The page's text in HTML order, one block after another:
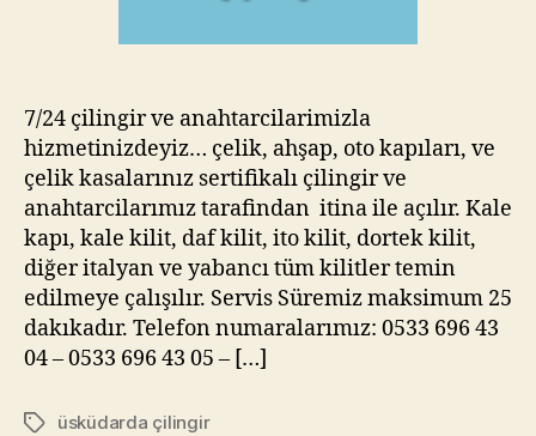
7/24 çilingir ve anahtarcilarimizla
hizmetinizdeyiz… çelik, ahşap, oto kapıları, ve
çelik kasalarınız sertifikalı çilingir ve
anahtarcilarımız tarafindan itina ile açılır. Kale
kapı, kale kilit, daf kilit, ito kilit, dortek kilit,
diğer italyan ve yabancı tüm kilitler temin
edilmeye çalışılır. Servis Süremiz maksimum 25
dakıkadır. Telefon numaralarımız: 0533 696 43
04 – 0533 696 43 05 – […]
Etiketlerüsküdarda çilingir